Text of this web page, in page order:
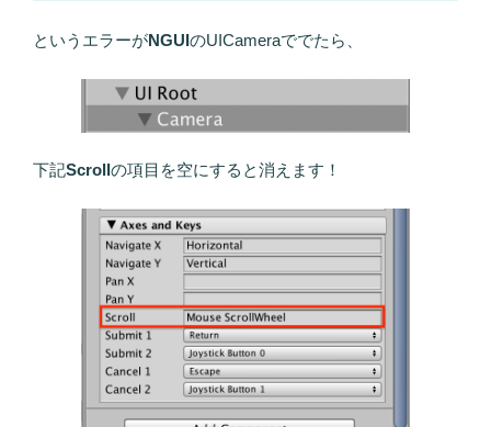
というエラーがNGUIのUICameraででたら、
下記Scrollの項目を空にすると消えます！